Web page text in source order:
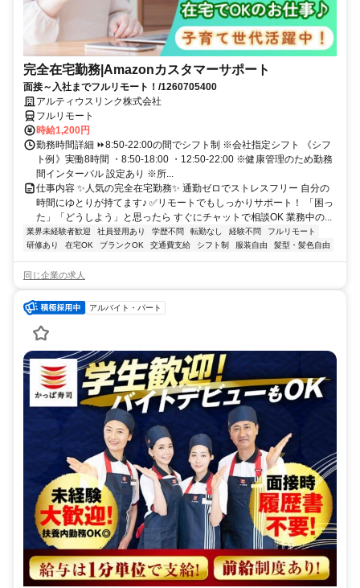
完全在宅勤務|Amazonカスタマーサポート
面接～入社までフルリモート！/1260705400
アルティウスリンク株式会社
フルリモート
時給1,200円
勤務時間詳細 ⏩8:50-22:00の間でシフト制 ※会社指定シフト 《シフ
ト例》実働8時間 ・8:50-18:00 ・12:50-22:00 ※健康管理のため勤務
間インターバル 設定あり ※所...
仕事内容 ✨人気の完全在宅勤務✨ 通勤ゼロでストレスフリー 自分の
時間にゆとりが持てます♪ ✅リモートでもしっかりサポート！ 「困っ
た」「どうしよう」と思ったら すぐにチャットで相談OK 業務中の...
業界未経験者歓迎 社員登用あり 学歴不問 転勤なし 経験不問
フルリモート
研修あり
在宅OK ブランクOK 交通費支給 シフト制 服装自由 髪型・髪色自由
同じ企業の求人
アルバイト・パート